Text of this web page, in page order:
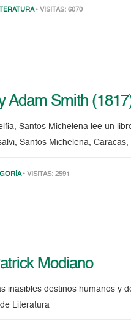
• VISITAS: 6070
Adam Smith
Santos Michelena lee un
Santos Michelena,
• VISITAS: 2591
Modiano
inasibles destinos humanos y
Literatura